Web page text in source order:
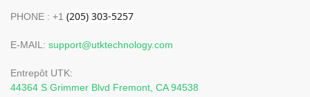
PHONE : +1
E-MAIL: support@utktechnology.com
Entrepôt UTK:
44364 S Grimmer Blvd Fremont, CA 94538